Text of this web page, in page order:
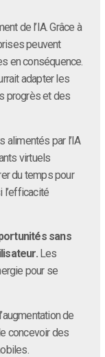
de l’IA. Grâce à
peuvent
en conséquence.
adapter les
progrès et des
alimentés par l’IA
virtuels
du temps pour
l’efficacité
sans
Les
pour se
de
concevoir des